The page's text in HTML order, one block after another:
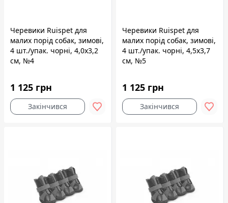
Черевики Ruispet для
малих порід собак, зимові,
4 шт./упак. чорні, 4,0x3,2
см, №4
1 125 грн
Закінчився
Черевики Ruispet для
малих порід собак, зимові,
4 шт./упак. чорні, 4,5x3,7
см, №5
1 125 грн
Закінчився